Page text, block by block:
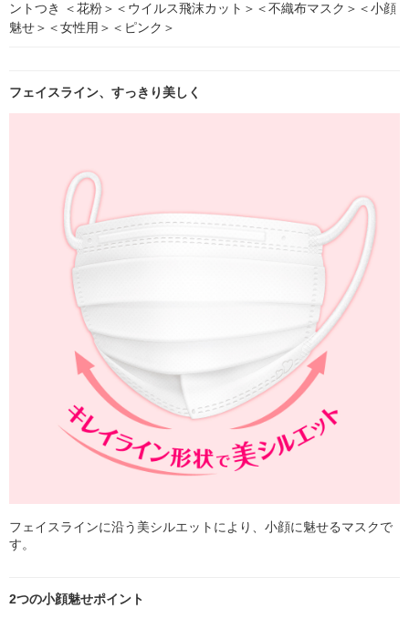
ントつき ＜花粉＞＜ウイルス飛沫カット＞＜不織布マスク＞＜小顔
魅せ＞＜女性用＞＜ピンク＞
フェイスライン、すっきり美しく
フェイスラインに沿う美シルエットにより、小顔に魅せるマスクで
す。
2つの小顔魅せポイント